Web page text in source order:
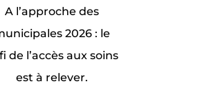
A l’approche des
2026 : le
de l’accès aux soins
est à relever.